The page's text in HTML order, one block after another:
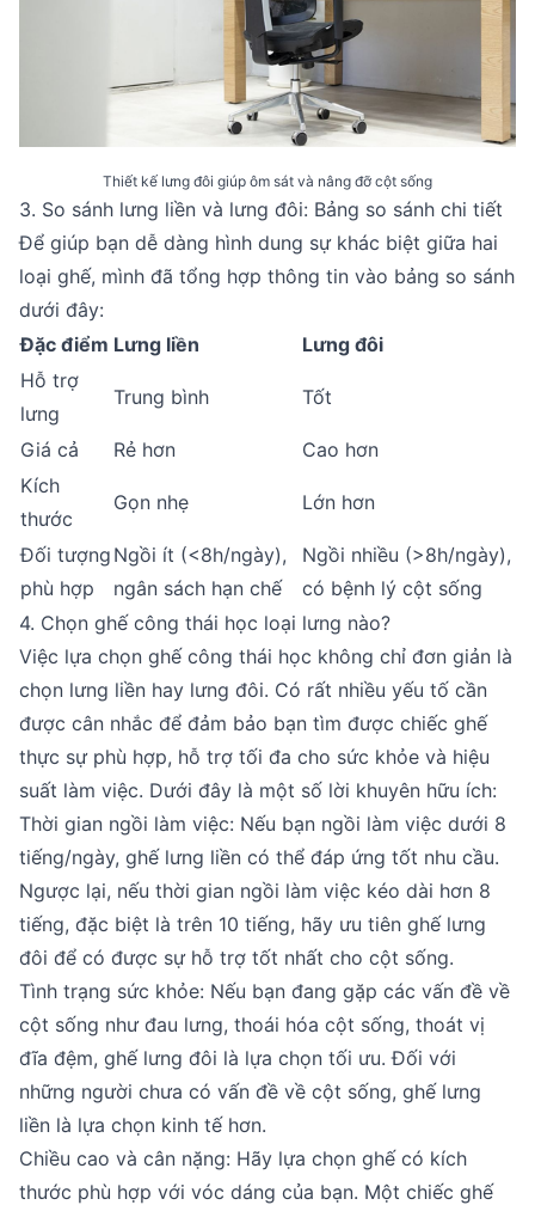
Thiết kế lưng đôi giúp ôm sát và nâng đỡ cột sống
3. So sánh lưng liền và lưng đôi: Bảng so sánh chi tiết
Để giúp bạn dễ dàng hình dung sự khác biệt giữa hai
loại ghế, mình đã tổng hợp thông tin vào bảng so sánh
dưới đây:
Đặc điểm Lưng liền
Lưng đôi
Hỗ trợ
lưng
Trung bình Tốt
Giá cả Rẻ hơn
Cao hơn
Kích
thước
Gọn nhẹ Lớn hơn
Đối tượng
phù hợp
Ngồi ít (<8h/ngày),
ngân sách hạn chế
Ngồi nhiều (>8h/ngày),
có bệnh lý cột sống
4. Chọn ghế công thái học loại lưng nào?
Việc lựa chọn ghế công thái học không chỉ đơn giản là
chọn lưng liền hay lưng đôi. Có rất nhiều yếu tố cần
được cân nhắc để đảm bảo bạn tìm được chiếc ghế
thực sự phù hợp, hỗ trợ tối đa cho sức khỏe và hiệu
suất làm việc. Dưới đây là một số lời khuyên hữu ích:
Thời gian ngồi làm việc: Nếu bạn ngồi làm việc dưới 8
tiếng/ngày, ghế lưng liền có thể đáp ứng tốt nhu cầu.
Ngược lại, nếu thời gian ngồi làm việc kéo dài hơn 8
tiếng, đặc biệt là trên 10 tiếng, hãy ưu tiên ghế lưng
đôi để có được sự hỗ trợ tốt nhất cho cột sống.
Tình trạng sức khỏe: Nếu bạn đang gặp các vấn đề về
cột sống như đau lưng, thoái hóa cột sống, thoát vị
đĩa đệm, ghế lưng đôi là lựa chọn tối ưu. Đối với
những người chưa có vấn đề về cột sống, ghế lưng
liền là lựa chọn kinh tế hơn.
Chiều cao và cân nặng: Hãy lựa chọn ghế có kích
thước phù hợp với vóc dáng của bạn. Một chiếc ghế